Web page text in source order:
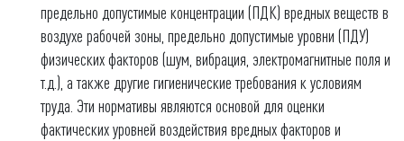
предельно допустимые концентрации (ПДК) вредных веществ в
воздухе рабочей зоны, предельно допустимые уровни (ПДУ)
физических факторов (шум, вибрация, электромагнитные поля и
т.д.), а также другие гигиенические требования к условиям
труда. Эти нормативы являются основой для оценки
фактических уровней воздействия вредных факторов и